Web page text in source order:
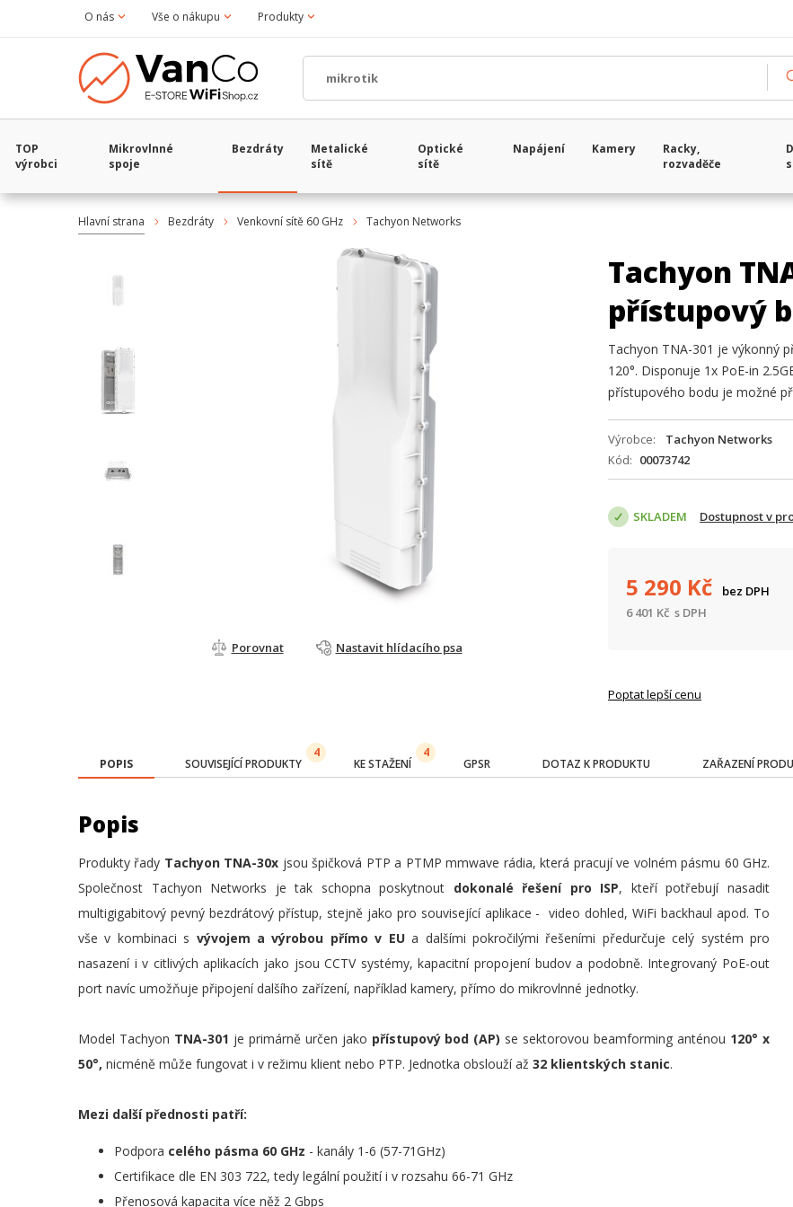
O nás Vše o nákupu Produkty
TOP
výrobci
Mikrovlnné
spoje
Bezdráty
Metalické
sítě
Optické
sítě
Napájení Kamery
Racky,
rozvaděče
Hlavní strana Bezdráty Venkovní sítě 60 GHz Tachyon Networks
Porovnat Nastavit hlídacího psa
Tachyon
přístupový
Tachyon TNA-301 je výkonný
120°. Disponuje 1x PoE-in
přístupového bodu je možné
Výrobce Tachyon Networks
Kód
00073742
SKLADEM Dostupnost v
5 290 Kč
bez DPH
6 401 Kč s DPH
Poptat lepší cenu
POPIS SOUVISEJÍCÍ PRODUKTY
4
KE STAŽENÍ
4
GPSR DOTAZ K PRODUKTU ZAŘAZENÍ
Popis
Produkty řady Tachyon TNA-30x jsou špičková PTP a PTMP mmwave rádia, která pracují ve volném pásmu 60 GHz.
Společnost Tachyon Networks je tak schopna poskytnout dokonalé řešení pro ISP, kteří potřebují nasadit
multigigabitový pevný bezdrátový přístup, stejně jako pro související aplikace - video dohled, WiFi backhaul apod. To
vše v kombinaci s vývojem a výrobou přímo v EUa dalšími pokročilými řešeními předurčuje celý systém pro
nasazení i v citlivých aplikacích jako jsou CCTV systémy, kapacitní propojení budov a podobně. Integrovaný PoE-out
port navíc umožňuje připojení dalšího zařízení, například kamery, přímo do mikrovlnné jednotky.
Model Tachyon TNA-301 je primárně určen jako přístupový bod (AP) se sektorovou beamforming anténou 120° x
50°, nicméně může fungovat i v režimu klient nebo PTP. Jednotka obslouží až 32 klientských stanic.
Mezi další přednosti patří:
Podpora celého pásma 60 GHz - kanály 1-6 (57-71GHz)
Certifikace dle EN 303 722, tedy legální použití i v rozsahu 66-71 GHz
Přenosová kapacita více něž 2 Gbps